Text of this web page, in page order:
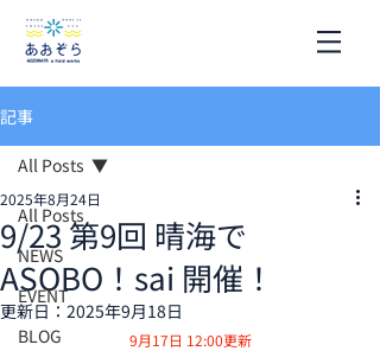
記事
All Posts
NEWS
EVENT
BLOG
All Posts
9/23 第9回 晴海で
ASOBO！sai 開催！
2025年8月24日
更新日： 2025年9月18日
9月17日 12:00更新